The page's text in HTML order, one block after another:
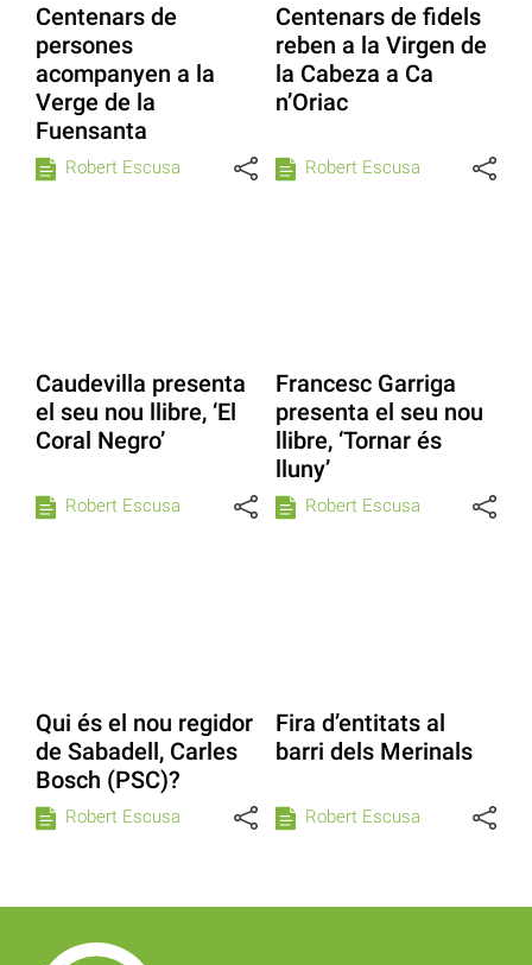
Centenars de
persones
acompanyen a la
Verge de la
Fuensanta
Robert Escusa
Centenars de fidels
reben a la Virgen de
la Cabeza a Ca
n’Oriac
Robert Escusa
Caudevilla presenta
el seu nou llibre, ‘El
Coral Negro’
Robert Escusa
Francesc Garriga
presenta el seu nou
llibre, ‘Tornar és
lluny’
Robert Escusa
Qui és el nou regidor
de Sabadell, Carles
Bosch (PSC)?
Robert Escusa
Fira d’entitats al
barri dels Merinals
Robert Escusa